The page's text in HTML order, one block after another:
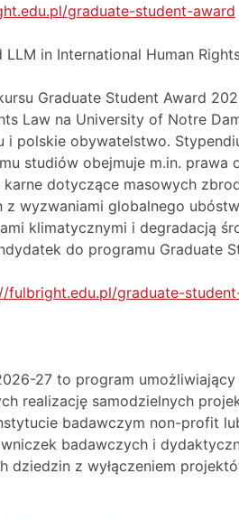
graduate-student-award
LLM in International Human
Graduate Student Award
Law na University of Notre
i polskie obywatelstwo.
studiów obejmuje m.in.
dotyczące masowych
wyzwaniami globalnego
klimatycznymi i degradacją
do programu Graduate
fulbright.edu.pl/graduate-
27 to program
realizację samodzielnych
badawczym non-profit
badawczych i
dziedzin z wyłączeniem